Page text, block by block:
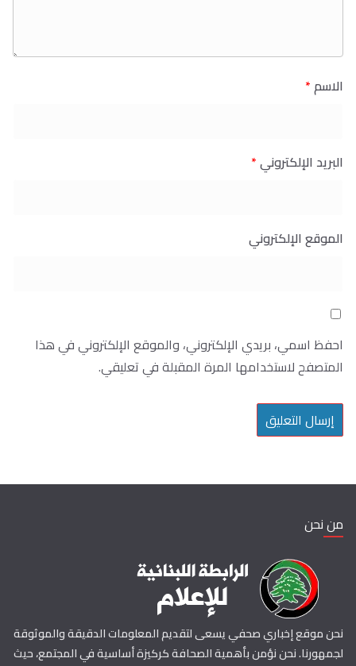
الاسم*
البريد الإلكتروني*
الموقع الإلكتروني
احفظ اسمي، بريدي الإلكتروني، والموقع الإلكتروني في هذا
المتصفح لاستخدامها المرة المقبلة في تعليقي.
من نحن
نحن موقع إخباري صحفي يسعى لتقديم المعلومات الدقيقة والموثوقة
لجمهورنا. نحن نؤمن بأهمية الصحافة كركيزة أساسية في المجتمع، حيث